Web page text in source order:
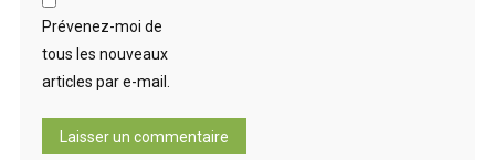
Prévenez-moi de
tous les nouveaux
articles par e-mail.